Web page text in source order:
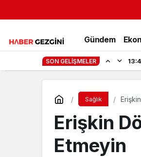
Gündem
SON GELIŞMELER
Sağlık
Erişkin
Etmeyin